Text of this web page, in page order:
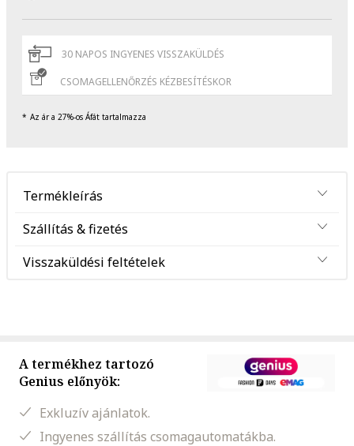
30 NAPOS INGYENES VISSZAKÜLDÉS
CSOMAGELLENŐRZÉS KÉZBESÍTÉSKOR
Az ár a 27%-os Áfát tartalmazza
Termékleírás
Szállítás & fizetés
Visszaküldési feltételek
A termékhez tartozó
Genius előnyök:
Exkluzív ajánlatok.
Ingyenes szállítás csomagautomatákba.